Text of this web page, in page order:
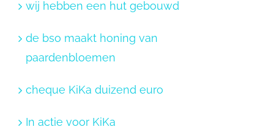
wij hebben een hut gebouwd
de bso maakt honing van
paardenbloemen
cheque KiKa duizend euro
In actie voor KiKa